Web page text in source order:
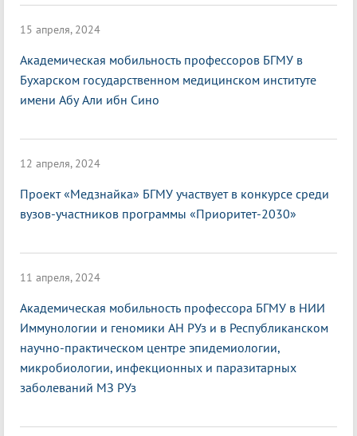
15 апреля, 2024
Академическая мобильность профессоров БГМУ в
Бухарском государственном медицинском институте
имени Абу Али ибн Сино
12 апреля, 2024
Проект «Медзнайка» БГМУ участвует в конкурсе среди
вузов-участников программы «Приоритет-2030»
11 апреля, 2024
Академическая мобильность профессора БГМУ в НИИ
Иммунологии и геномики АН РУз и в Республиканском
научно-практическом центре эпидемиологии,
микробиологии, инфекционных и паразитарных
заболеваний МЗ РУз